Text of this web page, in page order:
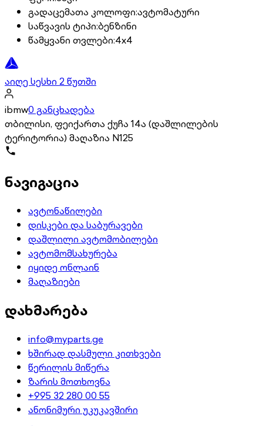
გადაცემათა კოლოფი:ავტომატური
საწვავის ტიპი:ბენზინი
წამყვანი თვლები:4x4
აიღე სესხი 2 წუთში
ibmw0 განცხადება
თბილისი, ფეიქართა ქუჩა 14ა (დაშლილების
ტერიტორია) მაღაზია N125
ნავიგაცია
ავტონაწილები
დისკები და საბურავები
დაშლილი ავტომობილები
ავტომომსახურება
იყიდე ონლაინ
მაღაზიები
დახმარება
info@myparts.ge
ხშირად დასმული კითხვები
წერილის მიწერა
ზარის მოთხოვნა
+995 32 280 00 55
ანონიმური უკუკავშირი